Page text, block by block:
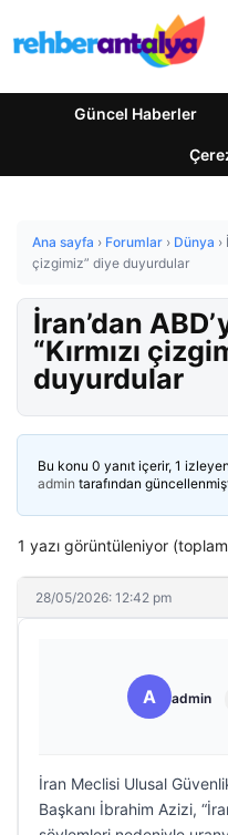
Güncel Haberler
Ana sayfa › Forumlar › Dünya ›
çizgimiz” diye duyurdular
İran’dan
“Kırmızı
duyurdular
Bu konu 0 yanıt içerir, 1
admin tarafından
1 yazı görüntüleniyor
28/05/2026: 12:42 pm
A admin
İran Meclisi Ulusal
Başkanı İbrahim Azizi,